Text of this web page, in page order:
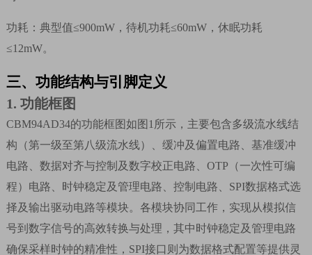
功耗：典型值≤900mW，待机功耗≤60mW，休眠功耗
≤12mW。
三、 功能结构与引脚定义
1. 功能框图
CBM94AD34的功能框图如图 1 所示，主要包含多级流水线结
构（第一级至第八级流水线）、缓冲及偏置电路、基准缓冲
电路、数据对齐与控制及数字校正电路、 OTP （一次性可编
程）电路、时钟稳定及管理电路、控制电路、 SPI数据格式选
择及输出驱动电路等模块。各模块协同工作，实现从模拟信
号到数字信号的高效转换与处理，其中时钟稳定及管理电路
确保采样时钟的精准性， SPI接口则为数据格式配置等提供灵